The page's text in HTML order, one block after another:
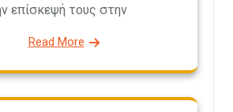
επίσκεψή τους στην
Read More